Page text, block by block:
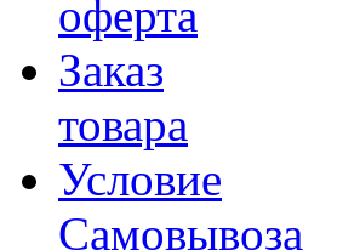
оферта
Заказ
товара
Условие
Самовывоза